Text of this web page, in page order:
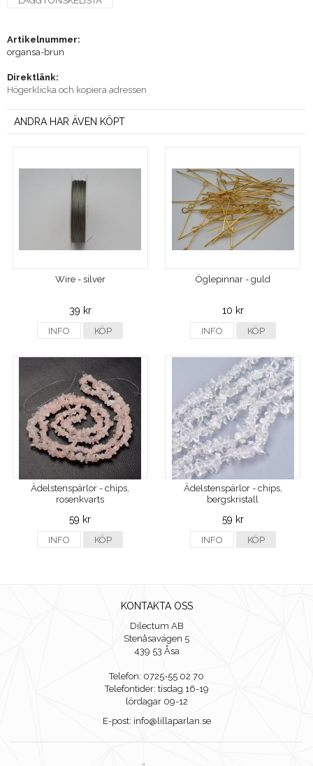
Artikelnummer:
organsa-brun
Direktlänk:
Högerklicka och kopiera adressen
ANDRA HAR ÄVEN KÖPT
Wire - silver
39 kr
INFO KÖP
Öglepinnar - guld
10 kr
INFO KÖP
Ädelstenspärlor - chips,
rosenkvarts
59 kr
INFO KÖP
Ädelstenspärlor - chips,
bergskristall
59 kr
INFO KÖP
KONTAKTA OSS
Dilectum AB
Stenåsavägen 5
439 53 Åsa
Telefon: 0725-55 02 70
Telefontider: tisdag 16-19
lördagar 09-12
E-post: info@lillaparlan.se